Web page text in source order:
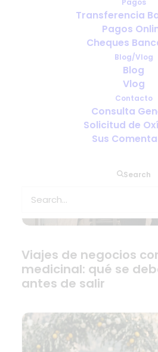
Pagos
Transferencia
Pagos
Cheques
Blog/Vlog
Blog
Vlog
Contacto
Consulta
Solicitud de
Sus
Search
Viajes de negocios
medicinal: qué se
antes de salir